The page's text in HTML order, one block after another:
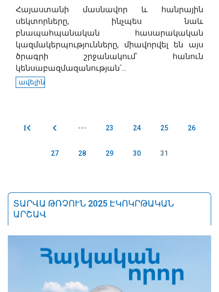
Հայաստանի մասնավոր և հանրային
սեկտորները, ինչպես նաև
բնապահպանական հասարակական
կազմակերպությունները, միավորվել են այս
ծրագրի շրջանակում՝ հանուն
կենսաբազմազանության՝...
ավելին
Էջեր 23 24 25 26
27 28 29 30 31
ՏԱՐՎԱ ԹՌՉՈՒՆ 2025 ԷԿՈԿՐԹԱԿԱՆ
ԱՐՇԱՎ